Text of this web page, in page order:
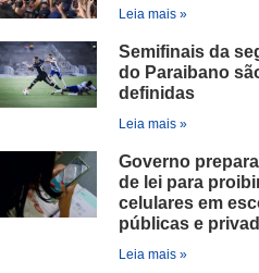
Leia mais »
Semifinais da
do Paraibano
definidas
Leia mais »
Governo
de lei para
celulares em
públicas e
Leia mais »